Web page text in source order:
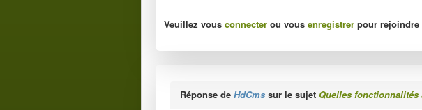
Veuillez vous connecter ou vous enregistrer pour rejoindre
Réponse de HdCms sur le sujet Quelles